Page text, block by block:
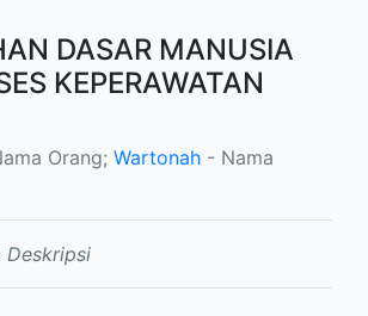
DASAR MANUSIA
KEPERAWATAN
Orang; Wartonah - Nama
Deskripsi